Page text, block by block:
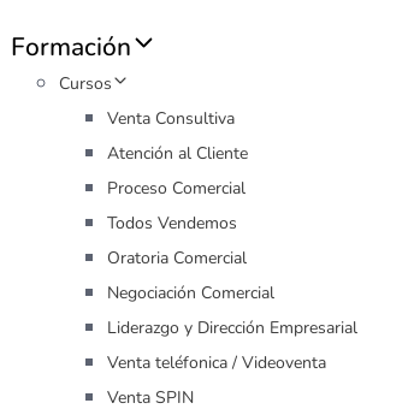
Formación
Cursos
Venta Consultiva
Atención al Cliente
Proceso Comercial
Todos Vendemos
Oratoria Comercial
Negociación Comercial
Liderazgo y Dirección Empresarial
Venta teléfonica / Videoventa
Venta SPIN